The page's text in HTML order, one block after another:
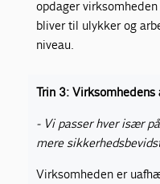
opdager
bliver til ulykker og
niveau.
Trin 3:
- Vi passer hver især
mere
Virksomheden er